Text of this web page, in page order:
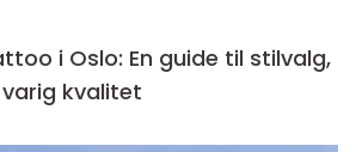
i Oslo: En guide til stilvalg,
kvalitet